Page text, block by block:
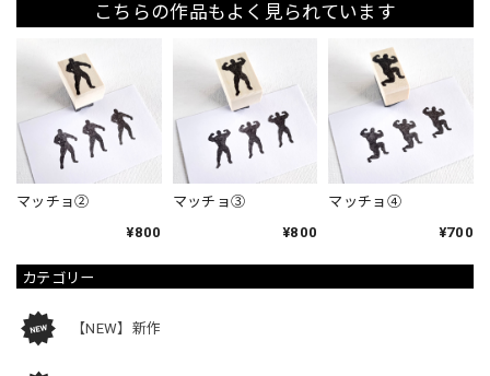
カテゴリー
【NEW】新作
こちらの作品もよく見られています
マッチョ②
¥800
マッチョ③
¥800
マッチョ④
¥700